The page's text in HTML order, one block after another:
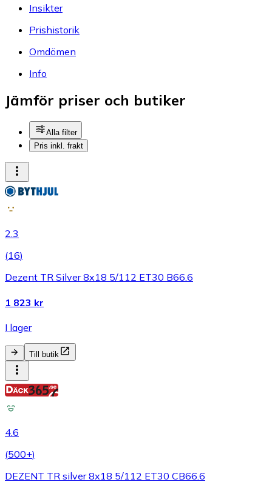
Insikter
Prishistorik
Omdömen
Info
Jämför priser och butiker
Alla filter
Pris inkl. frakt
2.3
(16)
Dezent TR Silver 8x18 5/112 ET30 B66.6
1 823 kr
I lager
Till butik
4.6
(500+)
DEZENT TR silver 8x18 5/112 ET30 CB66.6